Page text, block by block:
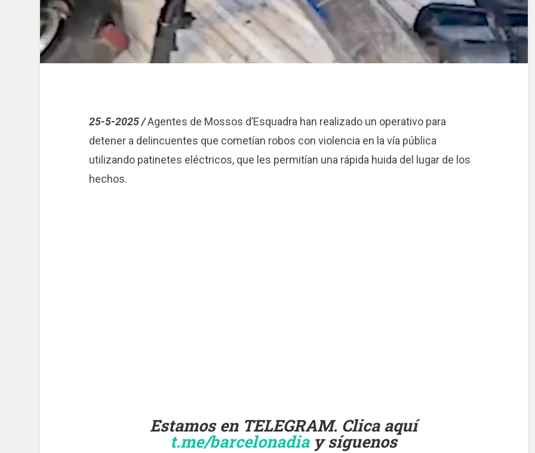
25-5-2025 /Agentes de Mossos d’Esquadra han realizado un operativo para
detener a delincuentes que cometían robos con violencia en la vía pública
utilizando patinetes eléctricos, que les permitían una rápida huida del lugar de los
hechos.
Estamos en TELEGRAM. Clica aquí
t.me/barcelonadia y síguenos